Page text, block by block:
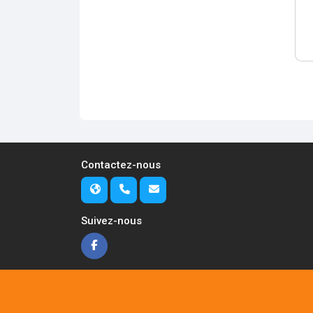
Contactez-nous
Suivez-nous